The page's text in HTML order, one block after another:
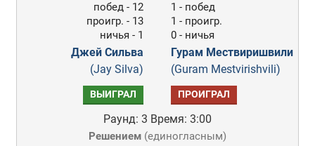
побед - 12
проигр. - 13
ничья - 1
Джей Сильва
(Jay Silva)
1 - побед
1 - проигр.
0 - ничья
Гурам Мествиришвили
(Guram Mestvirishvili)
ВЫИГРАЛ ПРОИГРАЛ
Раунд: 3 Время: 3:00
Решением(единогласным)